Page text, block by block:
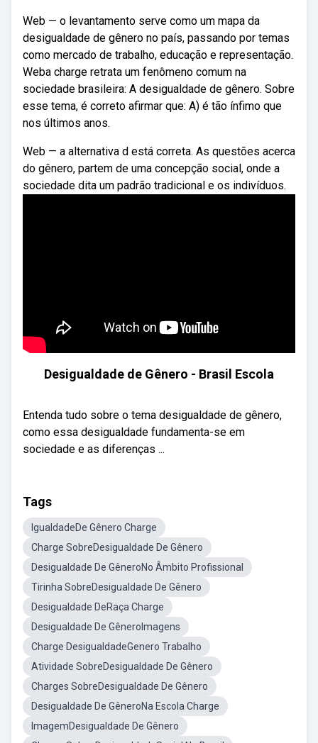
Web — o levantamento serve como um mapa da
desigualdade de gênero no país, passando por temas
como mercado de trabalho, educação e representação.
Weba charge retrata um fenômeno comum na
sociedade brasileira: A desigualdade de gênero. Sobre
esse tema, é correto afirmar que: A) é tão ínfimo que
nos últimos anos.
Web — a alternativa d está correta. As questões acerca
do gênero, partem de uma concepção social, onde a
sociedade dita um padrão tradicional e os indivíduos.
Desigualdade de Gênero - Brasil Escola
Entenda tudo sobre o tema desigualdade de gênero,
como essa desigualdade fundamenta-se em
sociedade e as diferenças ...
Tags
IgualdadeDe Gênero Charge
Charge SobreDesigualdade De Gênero
Desigualdade De GêneroNo Âmbito Profissional
Tirinha SobreDesigualdade De Gênero
Desigualdade DeRaça Charge
Desigualdade De GêneroImagens
Charge DesigualdadeGenero Trabalho
Atividade SobreDesigualdade De Gênero
Charges SobreDesigualdade De Gênero
Desigualdade De GêneroNa Escola Charge
ImagemDesigualdade De Gênero